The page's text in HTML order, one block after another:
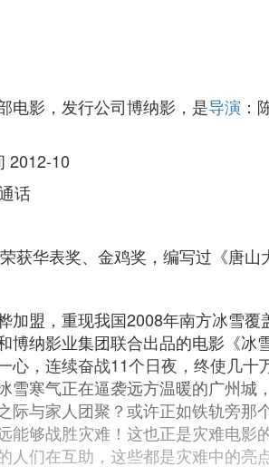
电影，发行公司博纳影，是导演 ：
2012-10
话
获华表奖、金鸡奖，编写过《唐山
加盟，重现我国2008年南方冰雪
博纳影业集团联合出品的电影《
心，连续奋战11个日夜，终使几
雪寒气正在逼袭远方温暖的广州
际与家人团聚？或许正如铁轨旁
能够战胜灾难！这也正是灾难电
人们在互助，这些都是灾难中的